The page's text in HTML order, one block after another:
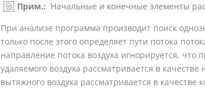
Прим.: Начальные и конечные элементы
При анализе программа производит поиск
только после этого определяет пути потока
направление потока воздуха игнорируется, что
удаляемого воздуха рассматривается в
вытяжного воздуха рассматривается в качестве